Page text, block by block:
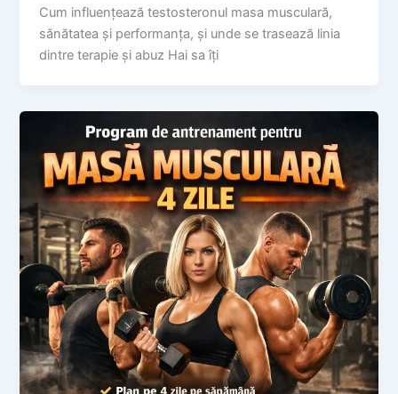
Cum influențează testosteronul masa musculară,
sănătatea și performanța, și unde se trasează linia
dintre terapie și abuz Hai sa îți